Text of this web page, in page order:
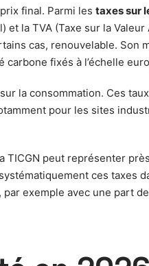
final. Parmi les taxes sur
la TVA (Taxe sur la
cas, renouvelable. Son
fixés à l’échelle
la consommation. Ces
pour les sites
peut représenter
ces taxes
exemple avec une part